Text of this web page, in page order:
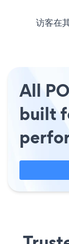
访客在
All
built